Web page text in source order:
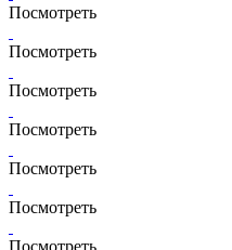
Посмотреть
Посмотреть
Посмотреть
Посмотреть
Посмотреть
Посмотреть
Посмотреть